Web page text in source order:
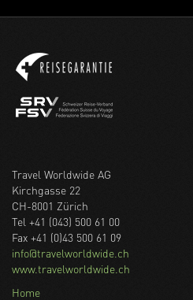
Travel Worldwide AG
Kirchgasse 22
CH-8001 Zürich
Tel +41 (043) 500 61 00
Fax +41 (0)43 500 61 09
info@travelworldwide.ch
www.travelworldwide.ch
Home